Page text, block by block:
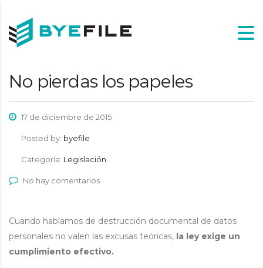
No pierdas los papeles
17 de diciembre de 2015
Posted by: byefile
Categoría: Legislación
No hay comentarios
Cuando hablamos de destrucción documental de datos
personales no valen las excusas teóricas, la ley exige un
cumplimiento efectivo.